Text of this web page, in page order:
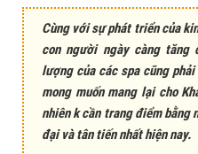
Cùng với sự phát triển của
con người ngày càng tăng
lượng của các spa cũng
mong muốn mang lại cho
nhiên k cần trang điểm bằng
đại và tân tiến nhất hiện nay.